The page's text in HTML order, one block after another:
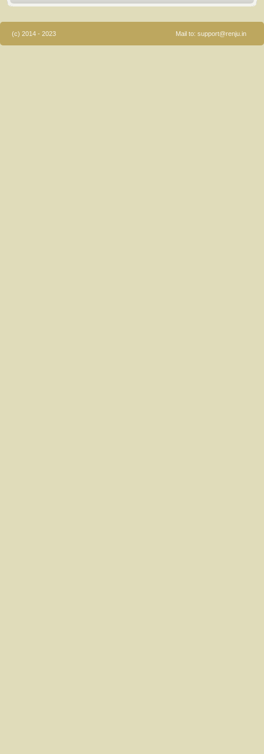
(c) 2014 - 2023 Mail to: support@renju.in